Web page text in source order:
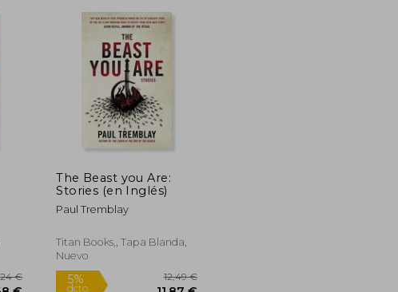
18,50 €
17,58 €
5%
dcto.
The Beast you Are:
Stories (en Inglés)
Paul Tremblay
Titan Books,, Tapa Blanda,
Nuevo